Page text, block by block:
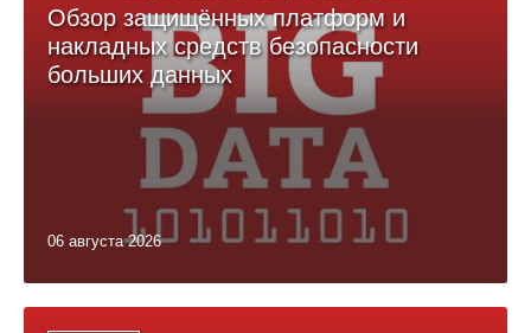
Обзор защищённых платформ и
накладных средств безопасности
больших данных
06 августа 2026